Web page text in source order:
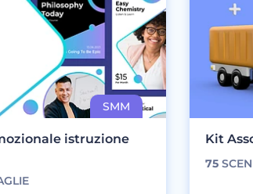
istruzione
Kit
75